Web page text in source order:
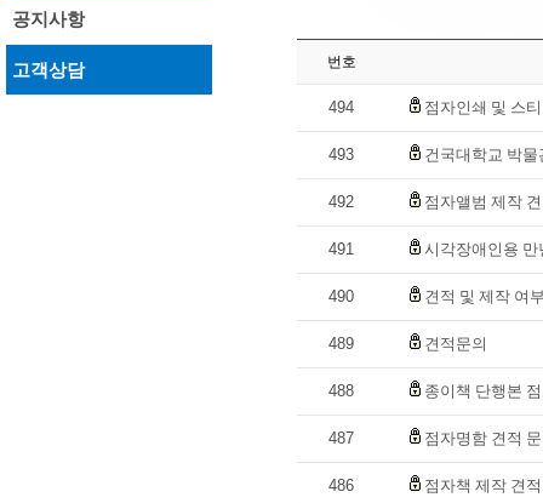
공지사항
고객상담 번호
494 점자인쇄 및 스
493 건국대학교 박
492 점자앨범 제작
491 시각장애인용
490 견적 및 제작 여
489 견적문의
488 종이책 단행본
487 점자명함 견적
486 점자책 제작 견